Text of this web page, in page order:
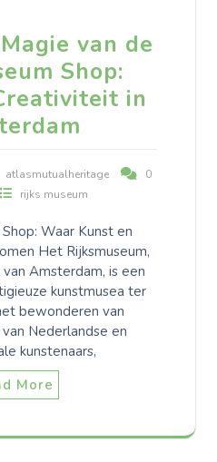
van de
Shop:
in
atlasmutualheritage
0
rijks museum
Waar Kunst en
Het Rijksmuseum,
Amsterdam, is een
kunstmusea ter
bewonderen van
Nederlandse en
kunstenaars,
More